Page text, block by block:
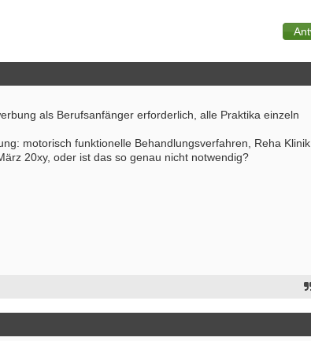
als Berufsanfänger erforderlich, alle Praktika einzeln
motorisch funktionelle Behandlungsverfahren, Reha Klinik
20xy, oder ist das so genau nicht notwendig?